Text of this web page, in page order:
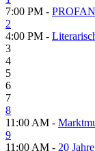
7:00 PM -
2
4:00 PM -
3
4
5
6
7
8
11:00 AM -
9
11:00 AM - 20